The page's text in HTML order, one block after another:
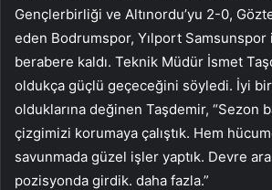
Gençlerbirliği ve Altınordu’yu 2-0,
eden Bodrumspor, Yılport
berabere kaldı. Teknik Müdür İsmet
oldukça güçlü geçeceğini söyledi. İyi
olduklarına değinen Taşdemir, “Sezon
çizgimizi korumaya çalıştık. Hem
savunmada güzel işler yaptık. Devre
pozisyonda girdik. daha fazla.”